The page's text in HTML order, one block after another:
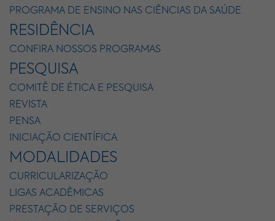
PROGRAMA DE ENSINO NAS CIÊNCIAS DA SAÚDE
RESIDÊNCIA
CONFIRA NOSSOS PROGRAMAS
PESQUISA
COMITÊ DE ÉTICA E PESQUISA
REVISTA
PENSA
INICIAÇÃO CIENTÍFICA
MODALIDADES
CURRICULARIZAÇÃO
LIGAS ACADÊMICAS
PRESTAÇÃO DE SERVIÇOS